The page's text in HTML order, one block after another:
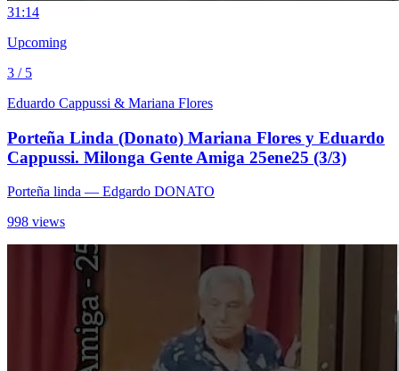
31:14
Upcoming
3 / 5
Eduardo Cappussi & Mariana Flores
Porteña Linda (Donato) Mariana Flores y Eduardo
Cappussi. Milonga Gente Amiga 25ene25 (3/3)
Porteña linda — Edgardo DONATO
998 views